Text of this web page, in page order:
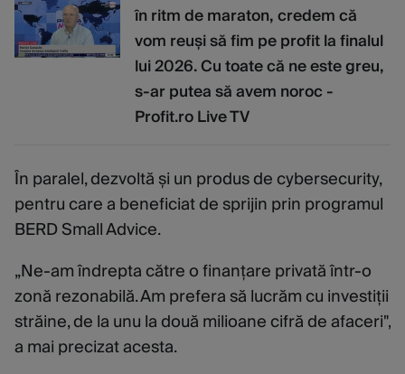
în ritm de maraton, credem că
vom reuși să fim pe profit la finalul
lui 2026. Cu toate că ne este greu,
s-ar putea să avem noroc -
Profit.ro Live TV
În paralel, dezvoltă și un produs de cybersecurity,
pentru care a beneficiat de sprijin prin programul
BERD Small Advice.
„Ne-am îndrepta către o finanțare privată într-o
zonă rezonabilă. Am prefera să lucrăm cu investiții
străine, de la unu la două milioane cifră de afaceri",
a mai precizat acesta.